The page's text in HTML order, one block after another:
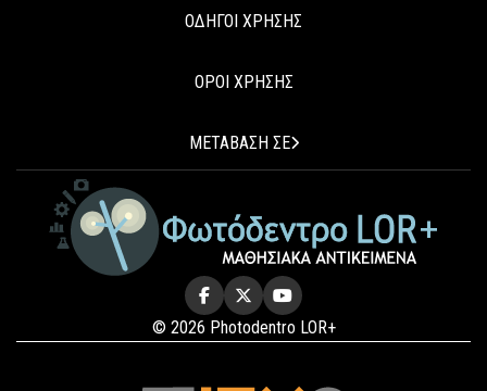
ΟΔΗΓΟΙ ΧΡΗΣΗΣ
ΟΡΟΙ ΧΡΗΣΗΣ
ΜΕΤΑΒΑΣΗ ΣΕ
© 2026 Photodentro LOR+